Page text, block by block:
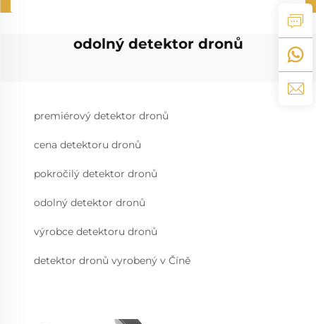
odolný detektor dronů
premiérový detektor dronů
cena detektoru dronů
pokročilý detektor dronů
odolný detektor dronů
výrobce detektoru dronů
detektor dronů vyrobený v Číně